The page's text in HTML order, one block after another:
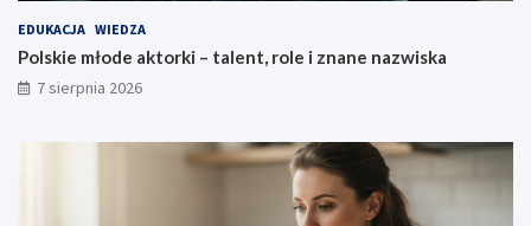
EDUKACJA WIEDZA
Polskie młode aktorki – talent, role i znane nazwiska
7 sierpnia 2026